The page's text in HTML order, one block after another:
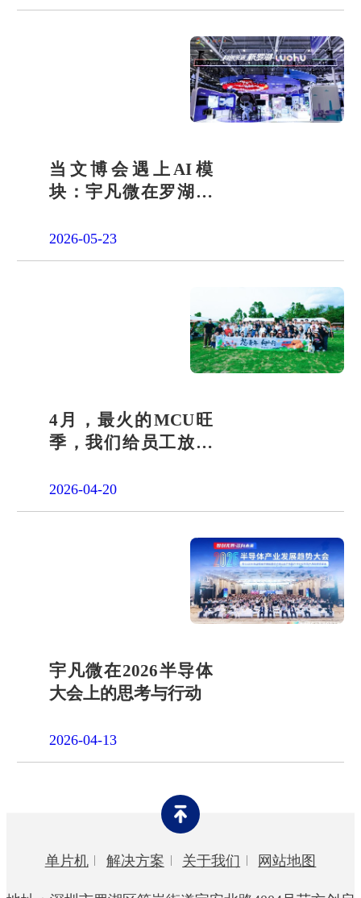
当文博会遇上AI模
块：宇凡微在罗湖展
答卷
2026-05-23
4月，最火的MCU旺
季，我们给员工放了
2026-04-20
宇凡微在2026半导体
大会上的思考与行动
2026-04-13
单片机 解决方案 关于我们 网站地图